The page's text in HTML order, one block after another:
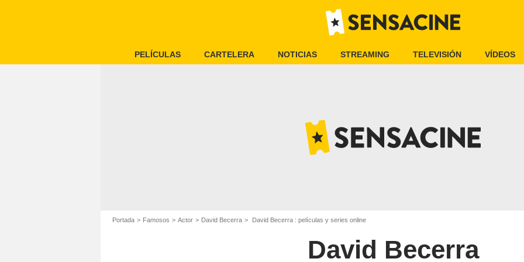
PELÍCULAS CARTELERA NOTICIAS STREAMING TELEVISIÓN VÍDEOS
Portada Famosos Actor David Becerra David Becerra : películas y series online
David Becerra